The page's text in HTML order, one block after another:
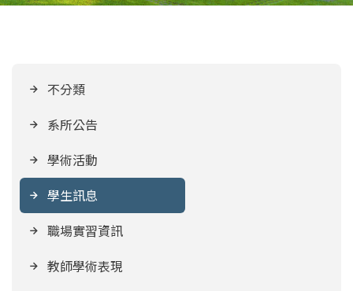
不分類
系所公告
學術活動
學生訊息
職場實習資訊
教師學術表現